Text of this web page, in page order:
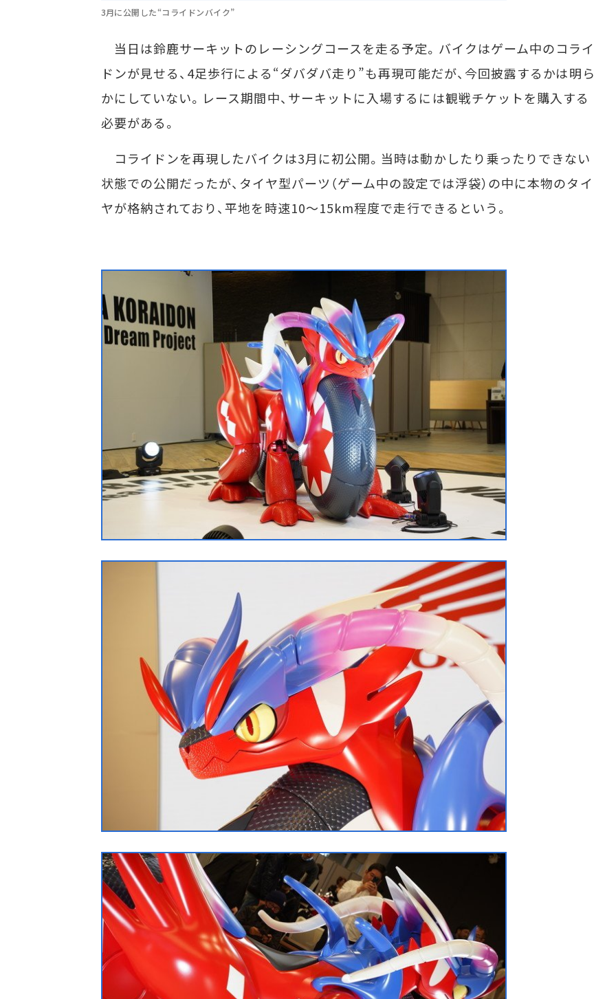
3月に公開した“コライドンバイク”
当日は鈴鹿サーキットのレーシングコースを走る予定。バイクはゲーム中のコライ
ドンが見せる、4足歩行による“ダバダバ走り”も再現可能だが、今回披露するかは明ら
かにしていない。レース期間中、サーキットに入場するには観戦チケットを購入する
必要がある。
コライドンを再現したバイクは3月に初公開。当時は動かしたり乗ったりできない
状態での公開だったが、タイヤ型パーツ（ゲーム中の設定では浮袋）の中に本物のタイ
ヤが格納されており、平地を時速10～15km程度で走行できるという。